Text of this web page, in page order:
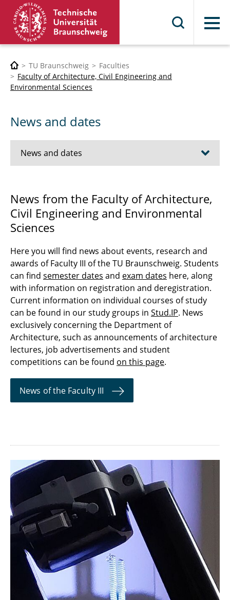
Menu
TU Braunschweig
Faculties
Faculty of Architecture, Civil Engineering and
Environmental Sciences
News and dates
News and dates
Examination dates
News from the Faculty of Architecture,
Civil Engineering and Environmental
Sciences
Here you will find news about events, research and
awards of Faculty III of the TU Braunschweig. Students
can find semester dates and exam dates here, along
with information on registration and deregistration.
Current information on individual courses of study
can be found in our study groups in Stud.IP. News
exclusively concerning the Department of
Architecture, such as announcements of architecture
lectures, job advertisements and student
competitions can be found on this page.
News of the Faculty III